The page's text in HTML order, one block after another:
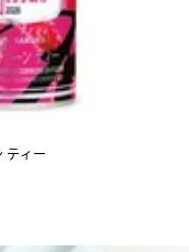
ティー